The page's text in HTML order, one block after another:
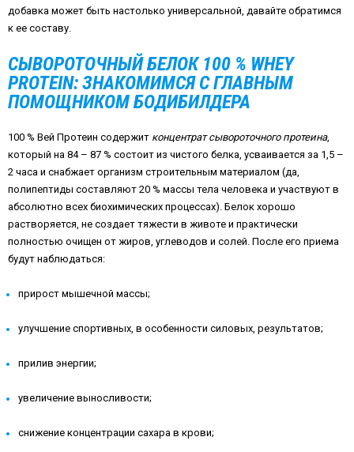
добавка может быть настолько универсальной, давайте обратимся
к ее составу.
СЫВОРОТОЧНЫЙ БЕЛОК 100 % WHEY
PROTEIN: ЗНАКОМИМСЯ С ГЛАВНЫМ
ПОМОЩНИКОМ БОДИБИЛДЕРА
100 % Вей Протеин содержит концентрат сывороточного протеина,
который на 84 – 87 % состоит из чистого белка, усваивается за 1,5 –
2 часа и снабжает организм строительным материалом (да,
полипептиды составляют 20 % массы тела человека и участвуют в
абсолютно всех биохимических процессах). Белок хорошо
растворяется, не создает тяжести в животе и практически
полностью очищен от жиров, углеводов и солей. После его приема
будут наблюдаться:
прирост мышечной массы;
улучшение спортивных, в особенности силовых, результатов;
прилив энергии;
увеличение выносливости;
снижение концентрации сахара в крови;